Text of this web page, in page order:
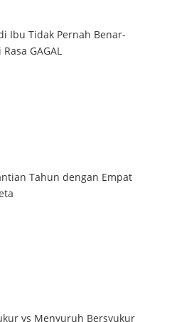
Ibu Tidak Pernah Benar-
GAGAL
Tahun dengan Empat
vs Menyuruh Bersyukur